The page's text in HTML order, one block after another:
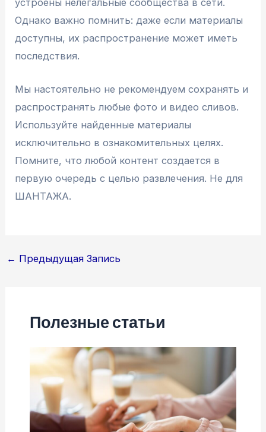
Однако важно помнить: даже если материалы
доступны, их распространение может иметь
последствия.
Мы настоятельно не рекомендуем сохранять и
распространять любые фото и видео сливов.
Используйте найденные материалы
исключительно в ознакомительных целях.
Помните, что любой контент создается в
первую очередь с целью развлечения. Не для
ШАНТАЖА.
Навигация
← Предыдущая Запись
Полезные статьи